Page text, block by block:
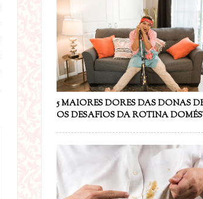
5 MAIORES DORES DAS DONAS
OS DESAFIOS DA ROTINA